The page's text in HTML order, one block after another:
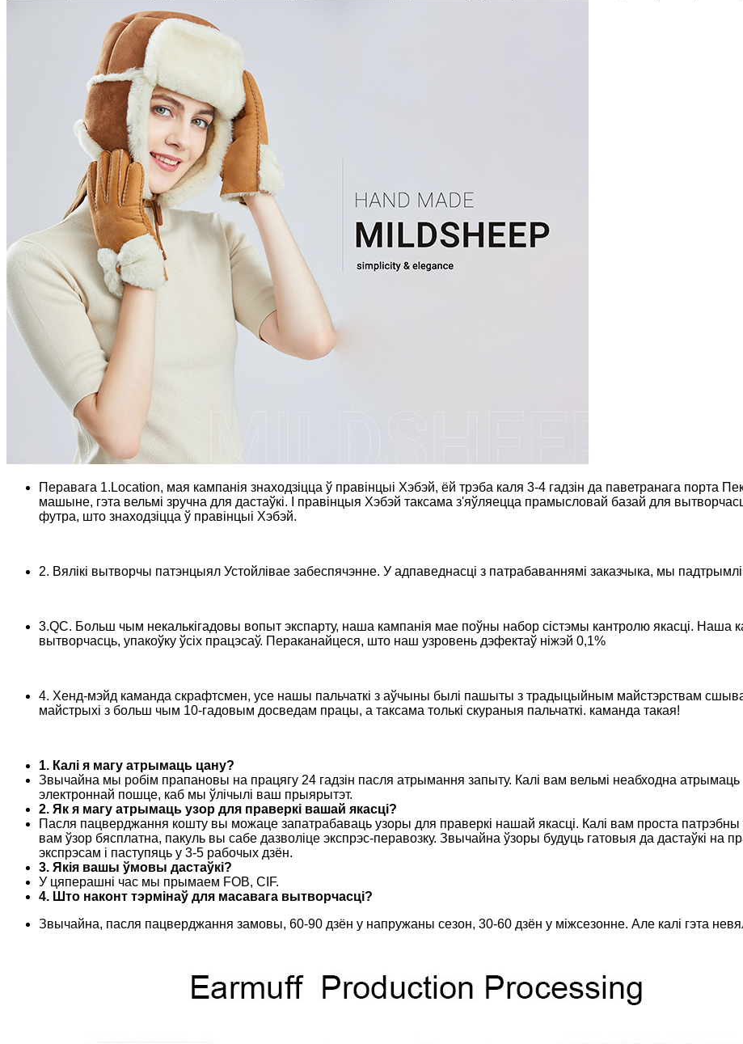
Перавага 1.Location, мая кампанія знаходзіцца ў правінцыі Хэбэй, ёй трэба каля 3-4 гадзін да паветранага порта
машыне, гэта вельмі зручна для дастаўкі. І правінцыя Хэбэй таксама з'яўляецца прамысловай базай для вытворчасці
футра, што знаходзіцца ў правінцыі Хэбэй.
2. Вялікі вытворчы патэнцыял Устойлівае забеспячэнне. У адпаведнасці з патрабаваннямі заказчыка, мы
3.QC. Больш чым некалькігадовы вопыт экспарту, наша кампанія мае поўны набор сістэмы кантролю якасці. Наша
вытворчасць, упакоўку ўсіх працэсаў. Пераканайцеся, што наш узровень дэфектаў ніжэй 0,1%
4. Хенд-мэйд каманда скрафтсмен, усе нашы пальчаткі з аўчыны былі пашыты з традыцыйным майстэрствам
майстрыхі з больш чым 10-гадовым досведам працы, а таксама толькі скураныя пальчаткі. каманда такая!
1. Калі я магу атрымаць цану?
Звычайна мы робім прапановы на працягу 24 гадзін пасля атрымання запыту. Калі вам вельмі неабходна
электроннай пошце, каб мы ўлічылі ваш прыярытэт.
2. Як я магу атрымаць узор для праверкі вашай якасці?
Пасля пацверджання кошту вы можаце запатрабаваць узоры для праверкі нашай якасці. Калі вам проста патрэбны
вам ўзор бясплатна, пакуль вы сабе дазволіце экспрэс-перавозку. Звычайна ўзоры будуць гатовыя да дастаўкі на
экспрэсам і паступяць у 3-5 рабочых дзён.
3. Якія вашы ўмовы дастаўкі?
У цяперашні час мы прымаем FOB, CIF.
4. Што наконт тэрмінаў для масавага вытворчасці?
Звычайна, пасля пацверджання замовы, 60-90 дзён у напружаны сезон, 30-60 дзён у міжсезонне. Але калі гэта